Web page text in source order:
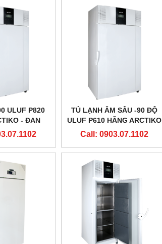
ULUF P820
- ĐAN
TỦ LẠNH ÂM SÂU -90 ĐỘ
ULUF P610 HÃNG ARCTIKO
- ĐAN MẠCH
Call: 0903.07.1102